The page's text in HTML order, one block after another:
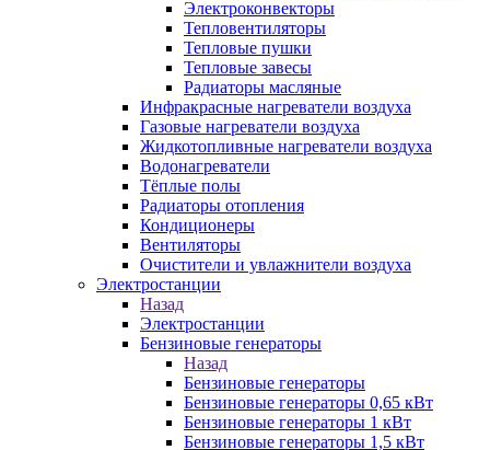
Электроконвекторы
Тепловентиляторы
Тепловые пушки
Тепловые завесы
Радиаторы масляные
Инфракрасные нагреватели воздуха
Газовые нагреватели воздуха
Жидкотопливные нагреватели воздуха
Водонагреватели
Тёплые полы
Радиаторы отопления
Кондиционеры
Вентиляторы
Очистители и увлажнители воздуха
Электростанции
Назад
Электростанции
Бензиновые генераторы
Назад
Бензиновые генераторы
Бензиновые генераторы 0,65 кВт
Бензиновые генераторы 1 кВт
Бензиновые генераторы 1,5 кВт